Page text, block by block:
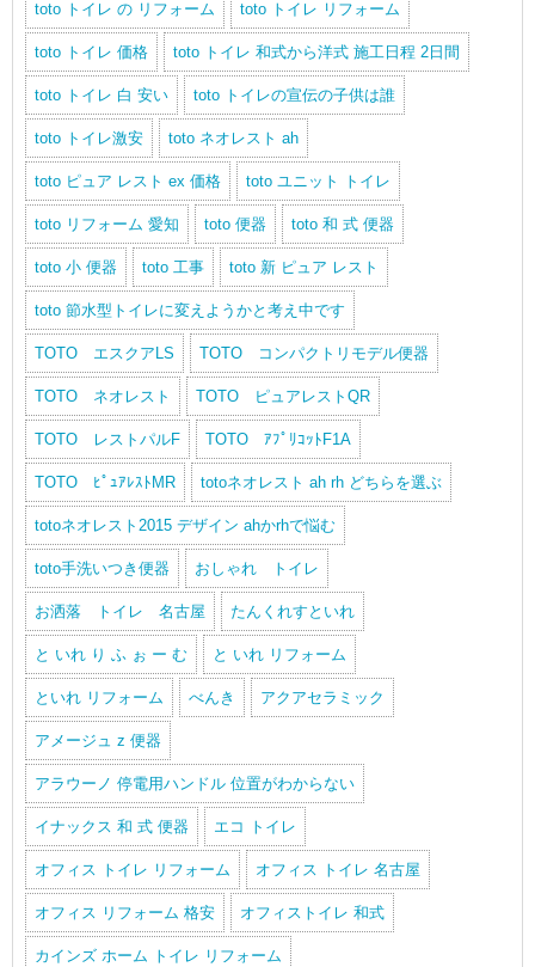
toto トイレ の リフォーム toto トイレ リフォーム
toto トイレ 価格 toto トイレ 和式から洋式 施工日程 2日間
toto トイレ 白 安い toto トイレの宣伝の子供は誰
toto トイレ激安 toto ネオレスト ah
toto ピュア レスト ex 価格 toto ユニット トイレ
toto リフォーム 愛知 toto 便器 toto 和 式 便器
toto 小 便器 toto 工事 toto 新 ピュア レスト
toto 節水型トイレに変えようかと考え中です
TOTO エスクアLS TOTO コンパクトリモデル便器
TOTO ネオレスト TOTO ピュアレストQR
TOTO レストパルF TOTO ｱﾌﾟﾘｺｯﾄF1A
TOTO ﾋﾟｭｱﾚｽﾄMR totoネオレスト ah rh どちらを選ぶ
totoネオレスト2015 デザイン ahかrhで悩む
toto手洗いつき便器 おしゃれ トイレ
お洒落 トイレ 名古屋 たんくれすといれ
と いれ り ふ ぉ ー む と いれ リフォーム
といれ リフォーム べんき アクアセラミック
アメージュ z 便器
アラウーノ 停電用ハンドル 位置がわからない
イナックス 和 式 便器 エコ トイレ
オフィス トイレ リフォーム オフィス トイレ 名古屋
オフィス リフォーム 格安 オフィストイレ 和式
カインズ ホーム トイレ リフォーム